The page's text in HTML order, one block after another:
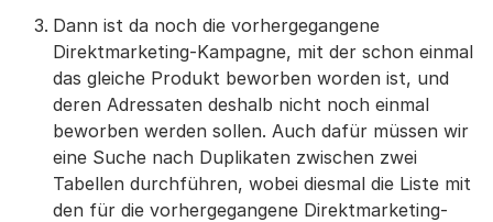
Dann ist da noch die vorhergegangene
Direktmarketing-Kampagne, mit der schon einmal
das gleiche Produkt beworben worden ist, und
deren Adressaten deshalb nicht noch einmal
beworben werden sollen. Auch dafür müssen wir
eine Suche nach Duplikaten zwischen zwei
Tabellen durchführen, wobei diesmal die Liste mit
den für die vorhergegangene Direktmarketing-